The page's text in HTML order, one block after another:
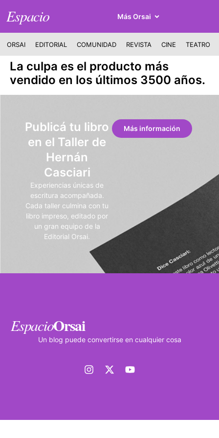
Espacio Más Orsai
ORSAI EDITORIAL COMUNIDAD REVISTA CINE TEATRO
La culpa es el producto más
vendido en los últimos 3500 años.
Publicá tu libro
en el Taller de
Hernán
Casciari
Experiencias únicas de
escritura acompañada.
Cada taller culmina con tu
libro impreso, editado por
un gran equipo de la
Editorial Orsai.
Más información
EspacioOrsai
Un blog puede convertirse en cualquier cosa